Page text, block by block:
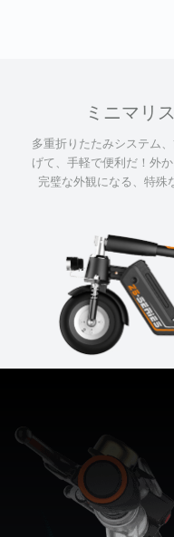
ミニマリ
多重折りたたみシステム
げて、手軽で便利だ！外
完璧な外観になる、特殊